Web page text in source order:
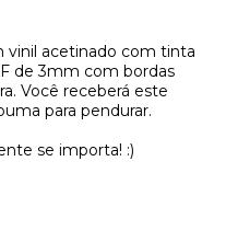
vinil acetinado com tinta
de 3mm com bordas
Você receberá este
para pendurar.
se importa! :)